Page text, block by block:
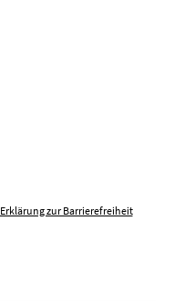
Erklärung zur Barrierefreiheit